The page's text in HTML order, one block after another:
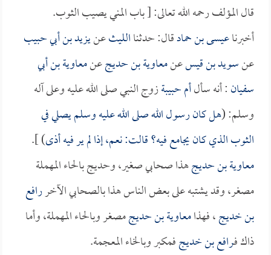
قال المؤلف رحمه الله تعالى: [ باب المني يصيب الثوب.
أخبرناعيسى بن حمادقال: حدثناالليثعنيزيد بن أبي حبيب
عنسويد بن قيسعنمعاوية بن حديجعنمعاوية بن أبي
سفيان: أنه سألأم حبيبةزوج النبي صلى الله عليه وعلى آله
وسلم: (هل كان رسول الله صلى الله عليه وسلم يصلي في
الثوب الذي كان يجامع فيه؟ قالت: نعم، إذا لم ير فيه أذى) ].
معاوية بن حديجهذا صحابي صغير، وحديج بالحاء المهملة
مصغر، وقد يشتبه على بعض الناس هذا بالصحابي الآخررافع
بن خديج، فهذامعاوية بن حديجمصغر وبالحاء المهملة، وأما
ذاك فـرافع بن خديجفمكبر وبالخاء المعجمة.